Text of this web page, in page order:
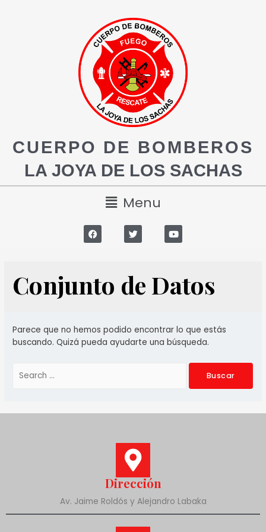
CUERPO DE BOMBEROS
LA JOYA DE LOS SACHAS
Menu
Conjunto de Datos
Parece que no hemos podido encontrar lo que estás
buscando. Quizá pueda ayudarte una búsqueda.
Dirección
Av. Jaime Roldós y Alejandro Labaka